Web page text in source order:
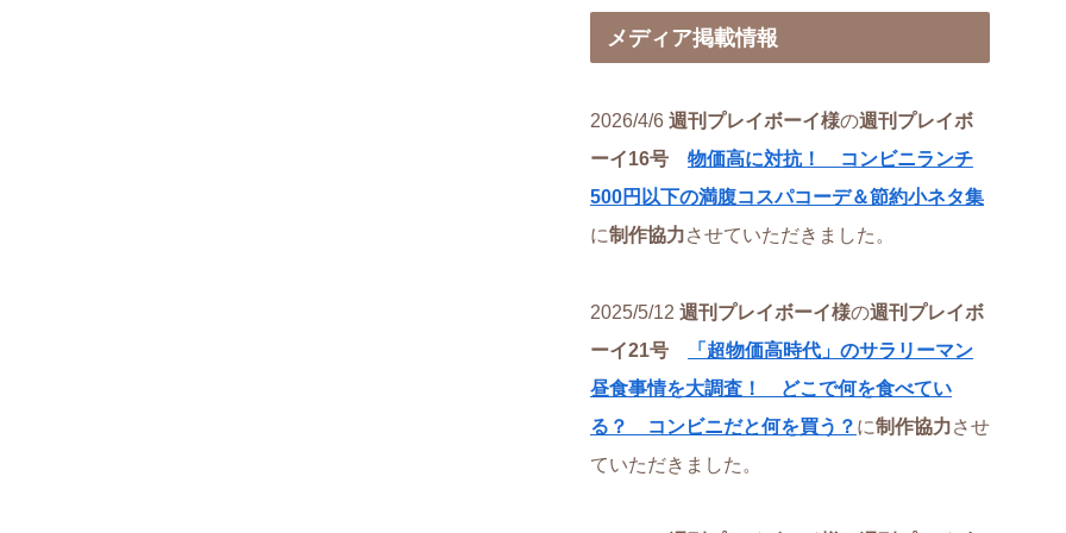
メディア掲載情報
2026/4/6 週刊プレイボーイ様の週刊プレイボ
ーイ16号 物価高に対抗！ コンビニランチ
500円以下の満腹コスパコーデ＆節約小ネタ集
に制作協力させていただきました。
2025/5/12 週刊プレイボーイ様の週刊プレイボ
ーイ21号
「超物価高時代」のサラリーマン
昼食事情を大調査！ どこで何を食べてい
る？ コンビニだと何を買う？ に制作協力させ
ていただきました。